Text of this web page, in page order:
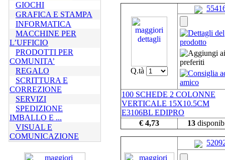
GIOCHI
GRAFICA E STAMPA
INFORMATICA
MACCHINE PER
L’UFFICIO
PRODOTTI PER
COMUNITA’
REGALO
SCRITTURA E
CORREZIONE
SERVIZI
SPEDIZIONE
IMBALLO E ...
VISUAL E
COMUNICAZIONE
Q.tà
100 SCHEDE 2 COLONNE
VERTICALE 15X10.5CM
E3106BL EDIPRO
€ 4,73
13